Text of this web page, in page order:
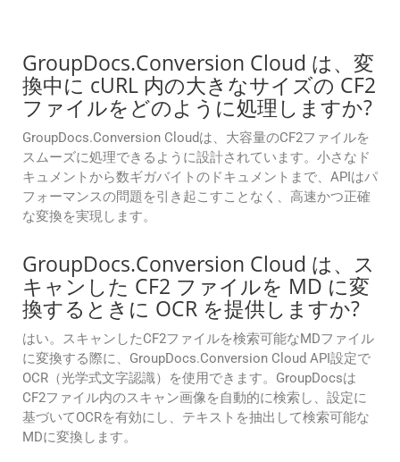
GroupDocs.Conversion Cloud は、変
換中に cURL 内の大きなサイズの CF2
ファイルをどのように処理しますか?
GroupDocs.Conversion Cloudは、大容量のCF2ファイルを
スムーズに処理できるように設計されています。小さなド
キュメントから数ギガバイトのドキュメントまで、APIはパ
フォーマンスの問題を引き起こすことなく、高速かつ正確
な変換を実現します。
GroupDocs.Conversion Cloud は、ス
キャンした CF2 ファイルを MD に変
換するときに OCR を提供しますか?
はい。スキャンしたCF2ファイルを検索可能なMDファイル
に変換する際に、GroupDocs.Conversion Cloud API設定で
OCR（光学式文字認識）を使用できます。GroupDocsは
CF2ファイル内のスキャン画像を自動的に検索し、設定に
基づいてOCRを有効にし、テキストを抽出して検索可能な
MDに変換します。